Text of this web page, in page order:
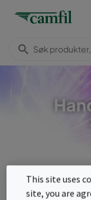
Vortex Scrubbers
This site uses
site, you are